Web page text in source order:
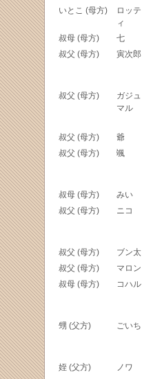
いとこ (母方)
ロッテ
ィ
叔母 (母方) 七
叔父 (母方) 寅次郎
叔父 (母方)
ガジュ
マル
叔父 (母方) 爺
叔父 (母方) 颯
叔母 (母方) みい
叔父 (母方) ニコ
叔父 (母方) ブン太
叔父 (母方) マロン
叔母 (母方) コハル
甥 (父方) ごいち
姪 (父方) ノワ